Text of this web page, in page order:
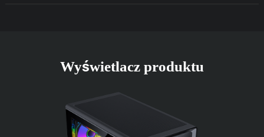
Wyświetlacz produktu